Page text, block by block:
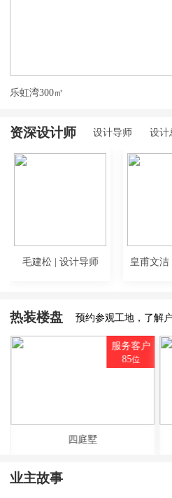
乐虹湾300㎡
资深设计师 设计导师 设计
毛建松 | 设计导师 皇甫文洁
热装楼盘 预约参观工地，了解
四庭墅
服务客户
85位
业主故事